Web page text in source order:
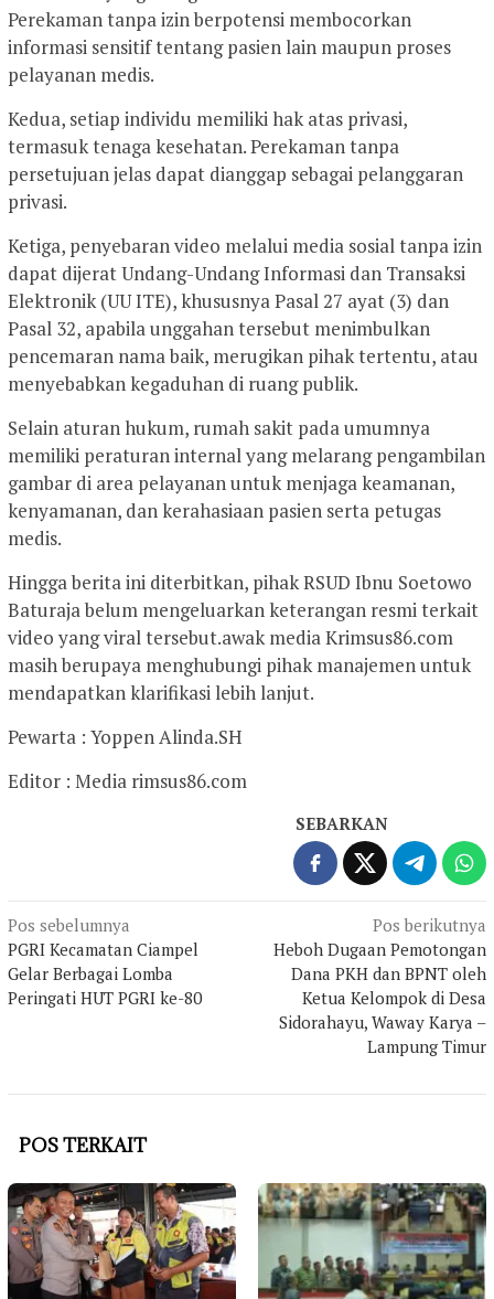
Perekaman tanpa izin berpotensi membocorkan
informasi sensitif tentang pasien lain maupun proses
pelayanan medis.
Kedua, setiap individu memiliki hak atas privasi,
termasuk tenaga kesehatan. Perekaman tanpa
persetujuan jelas dapat dianggap sebagai pelanggaran
privasi.
Ketiga, penyebaran video melalui media sosial tanpa izin
dapat dijerat Undang-Undang Informasi dan Transaksi
Elektronik (UU ITE), khususnya Pasal 27 ayat (3) dan
Pasal 32, apabila unggahan tersebut menimbulkan
pencemaran nama baik, merugikan pihak tertentu, atau
menyebabkan kegaduhan di ruang publik.
Selain aturan hukum, rumah sakit pada umumnya
memiliki peraturan internal yang melarang pengambilan
gambar di area pelayanan untuk menjaga keamanan,
kenyamanan, dan kerahasiaan pasien serta petugas
medis.
Hingga berita ini diterbitkan, pihak RSUD Ibnu Soetowo
Baturaja belum mengeluarkan keterangan resmi terkait
video yang viral tersebut.awak media Krimsus86.com
masih berupaya menghubungi pihak manajemen untuk
mendapatkan klarifikasi lebih lanjut.
Pewarta : Yoppen Alinda.SH
Editor : Media rimsus86.com
SEBARKAN
Navigasi
pos
Pos sebelumnya
PGRI Kecamatan Ciampel
Gelar Berbagai Lomba
Peringati HUT PGRI ke-80
Pos berikutnya
Heboh Dugaan Pemotongan
Dana PKH dan BPNT oleh
Ketua Kelompok di Desa
Sidorahayu, Waway Karya –
Lampung Timur
POS TERKAIT